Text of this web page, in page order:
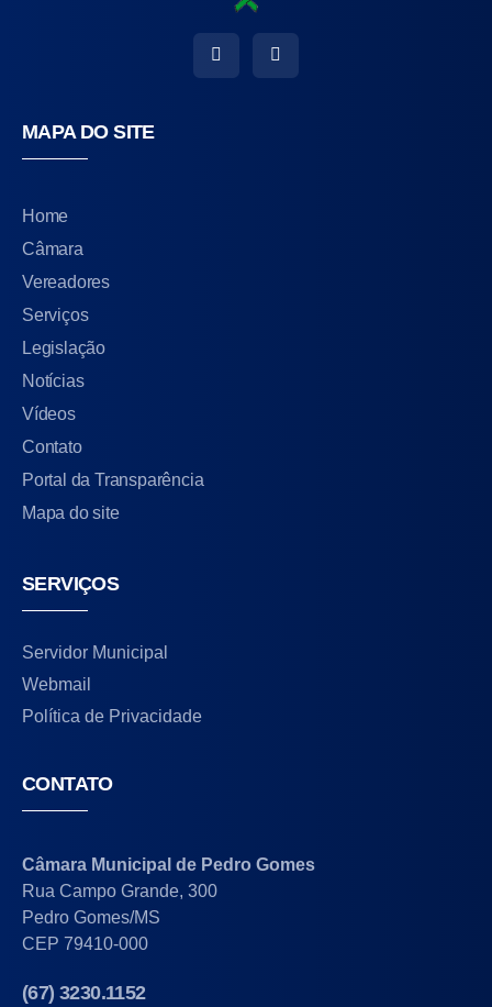
MAPA DO SITE
Home
Câmara
Vereadores
Serviços
Legislação
Notícias
Vídeos
Contato
Portal da Transparência
Mapa do site
SERVIÇOS
Servidor Municipal
Webmail
Política de Privacidade
CONTATO
Câmara Municipal de Pedro Gomes
Rua Campo Grande, 300
Pedro Gomes/MS
CEP 79410-000
(67) 3230.1152